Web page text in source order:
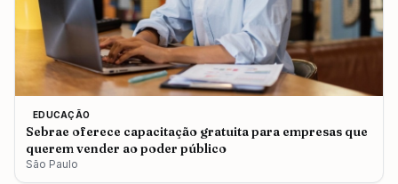
EDUCAÇÃO
Sebrae oferece capacitação gratuita para empresas que
querem vender ao poder público
São Paulo